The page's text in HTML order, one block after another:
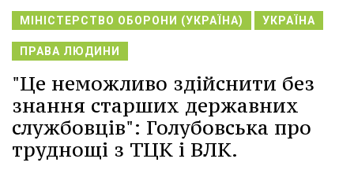
МІНІСТЕРСТВО ОБОРОНИ (УКРАЇНА) УКРАЇНА
ПРАВА ЛЮДИНИ
"Це неможливо здійснити без
знання старших державних
службовців": Голубовська про
труднощі з ТЦК і ВЛК.